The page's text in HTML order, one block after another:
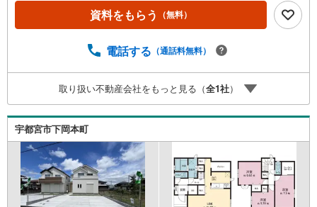
資料をもらう （無料）
電話する （通話料無料）
取り扱い不動産会社をもっと見る（全1社）
宇都宮市下岡本町